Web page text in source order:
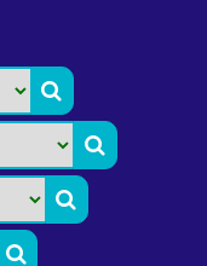



